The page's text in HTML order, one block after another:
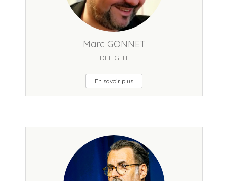
Marc GONNET
DELIGHT
En savoir plus